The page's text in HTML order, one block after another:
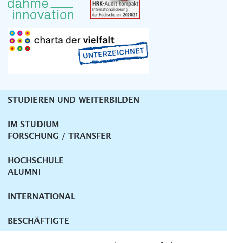
Unternavigation
STUDIEREN UND WEITERBILDEN
IM STUDIUM
FORSCHUNG / TRANSFER
HOCHSCHULE
ALUMNI
INTERNATIONAL
BESCHÄFTIGTE